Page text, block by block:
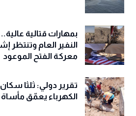
بمهارات قتالية
النفير العام وتنتظر
معركة الفتح الموعود
تقرير دولي: ثلثا
الكهرباء يعمّق